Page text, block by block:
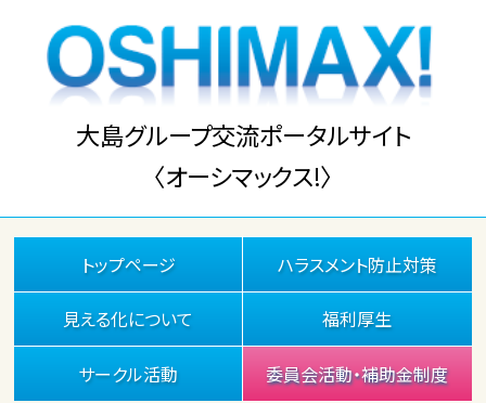
大島グループ交流ポータルサイト
〈オーシマックス!〉
トップページ ハラスメント防止対策
見える化について 福利厚生
サークル活動 委員会活動・補助金制度